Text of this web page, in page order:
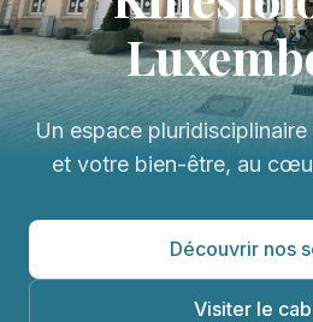
Un espace
et votre bien-être, au
Découvrir nos
Visiter le